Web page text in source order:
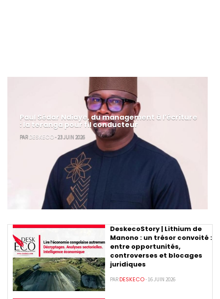
Paul Sédar Ndiaye, du management à l’écriture
: la teranga pour fil conducteur
PAR DESKECO- 23 JUIN 2026
DeskecoStory | Lithium de
Manono : un trésor convoité :
entre opportunités,
controverses et blocages
juridiques
PAR DESKECO- 16 JUIN 2026